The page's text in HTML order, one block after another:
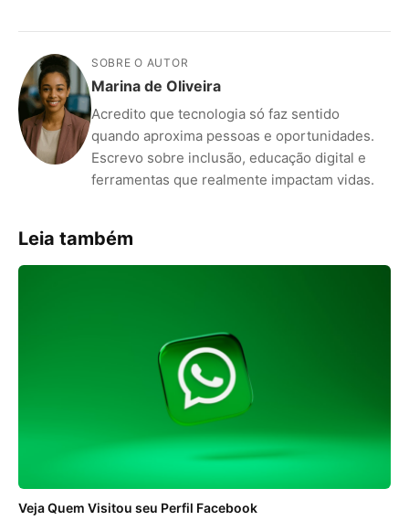
SOBRE O AUTOR
Marina de Oliveira
Acredito que tecnologia só faz sentido
quando aproxima pessoas e oportunidades.
Escrevo sobre inclusão, educação digital e
ferramentas que realmente impactam vidas.
Leia também
Veja Quem Visitou seu Perfil Facebook